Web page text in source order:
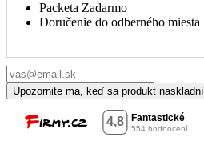
Packeta Zadarmo
Doručenie do odberného miesta